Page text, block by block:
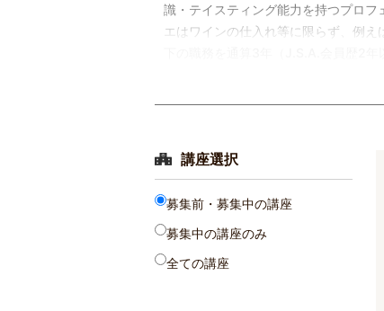
識・テイスティング能力を持つプロ
エはワインの仕入れ等に限らず、例
講座選択
募集前・募集中の講座
募集中の講座のみ
全ての講座